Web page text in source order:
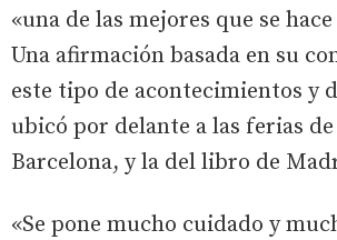
«una de las mejores que se
Una afirmación basada en su
este tipo de acontecimientos y
ubicó por delante a las ferias
Barcelona, y la del libro de
«Se pone mucho cuidado y